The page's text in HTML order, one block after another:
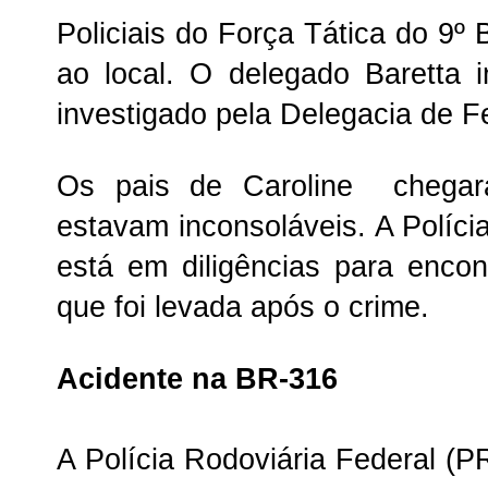
Policiais do Força Tática do
ao local. O delegado Baretta
investigado pela Delegacia de
Os pais de Caroline
estavam inconsoláveis. A
está em diligências para
que foi levada após o crime.
Acidente na BR-316
A Polícia Rodoviária Federal